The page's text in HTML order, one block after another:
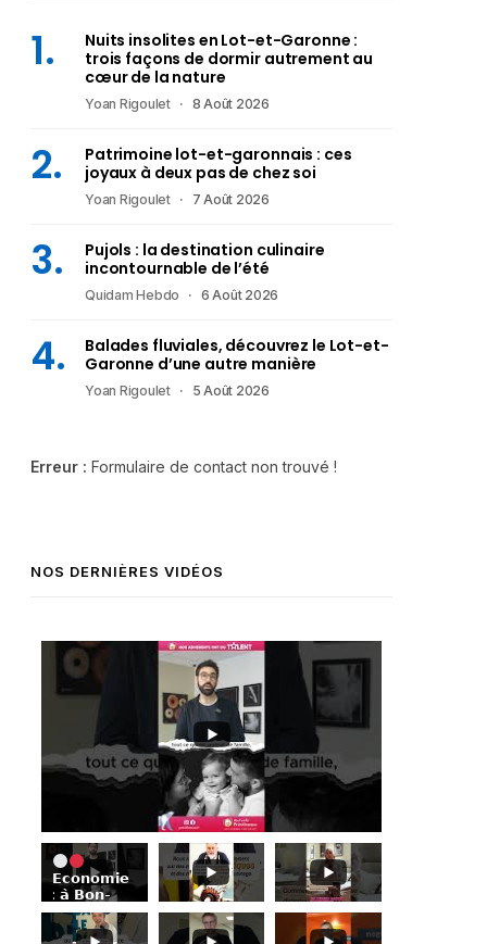
Nuits insolites en Lot-et-Garonne :
trois façons de dormir autrement au
cœur de la nature
Yoan Rigoulet 8 Août 2026
Patrimoine lot-et-garonnais : ces
joyaux à deux pas de chez soi
Yoan Rigoulet 7 Août 2026
Pujols : la destination culinaire
incontournable de l’été
Quidam Hebdo 6 Août 2026
Balades fluviales, découvrez le Lot-et-
Garonne d’une autre manière
Yoan Rigoulet 5 Août 2026
Erreur : Formulaire de contact non trouvé !
NOS DERNIÈRES VIDÉOS
𝗘𝗰𝗼𝗻𝗼𝗺𝗶𝗲
: 𝗮̀ 𝗕𝗼𝗻-
𝗘𝗻𝗰𝗼𝗻𝘁𝗿𝗲,
𝗦𝗶𝗺𝗼𝗻